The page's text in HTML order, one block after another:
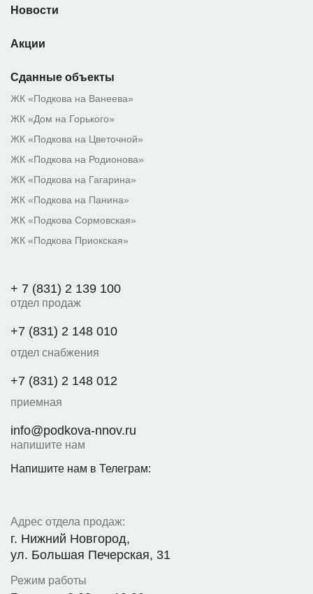
Новости
Акции
Сданные объекты
ЖК «Подкова на Ванеева»
ЖК «Дом на Горького»
ЖК «Подкова на Цветочной»
ЖК «Подкова на Родионова»
ЖК «Подкова на Гагарина»
ЖК «Подкова на Панина»
ЖК «Подкова Сормовская»
ЖК «Подкова Приокская»
+ 7 (831) 2 139 100
отдел продаж
+7 (831) 2 148 010
отдел снабжения
+7 (831) 2 148 012
приемная
info@podkova-nnov.ru
напишите нам
Напишите нам в Телеграм:
Адрес отдела продаж:
г. Нижний Новгород,
ул. Большая Печерская, 31
Режим работы